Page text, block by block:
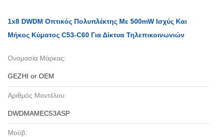
1x8 DWDM Οπτικός Πολυπλέκτης Με 500mW Ισχύς Και
Μήκος Κύματος C53-C60 Για Δίκτυα Τηλεπικοινωνιών
Ονομασία Μάρκας:
GEZHI or OEM
Αριθμός Μοντέλου:
DWDMAMEC53ASP
Μούβ: